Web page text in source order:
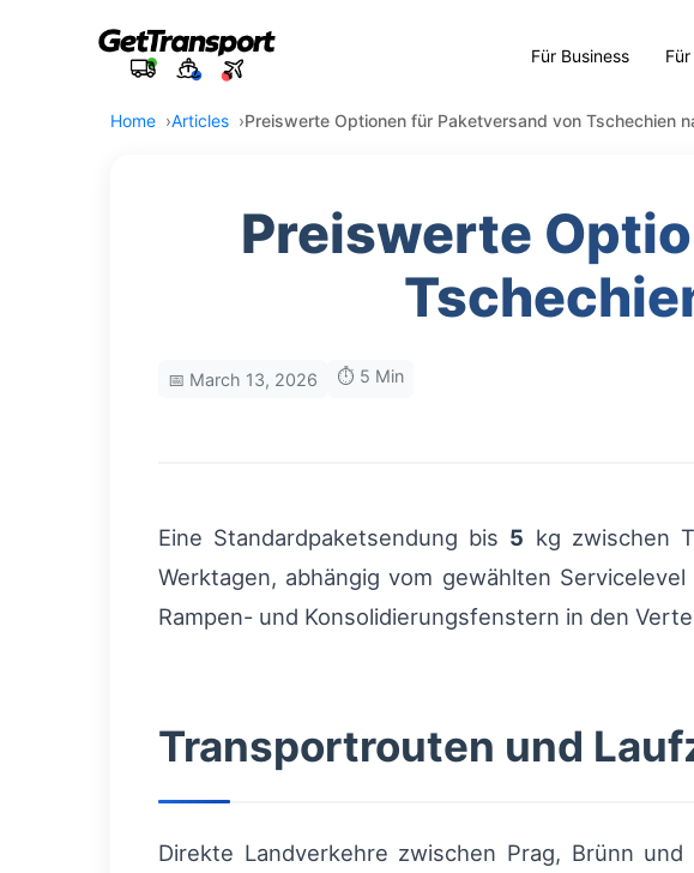
Für Business
Home Articles Preiswerte Optionen für Paketversand von Tschechien
Preiswerte
📅 March 13, 2026 ⏱️ 5 Min
Eine Standardpaketsendung bis 5 kg zwischen
Werktagen, abhängig vom gewählten
Rampen- und Konsolidierungsfenstern in den
Transportrouten und
Direkte Landverkehre zwischen Prag, Brünn